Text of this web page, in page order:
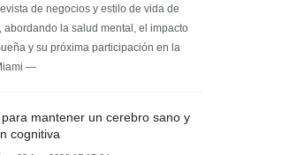
de negocios y estilo de vida de
abordando la salud mental, el impacto
y su próxima participación en la
—
mantener un cerebro sano y
cognitiva